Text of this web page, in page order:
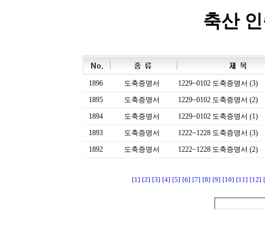
축산
1896 도축증명서
1229~0102 도축증명서 (3)
1895
도축증명서
1229~0102 도축증명서 (2)
1894
도축증명서
1229~0102 도축증명서 (1)
1893
도축증명서
1222~1228 도축증명서 (3)
1892
도축증명서 1222~1228 도축증명서 (2)
[1] [2] [3] [4] [5] [6] [7] [8] [9] [10] [11] [12]